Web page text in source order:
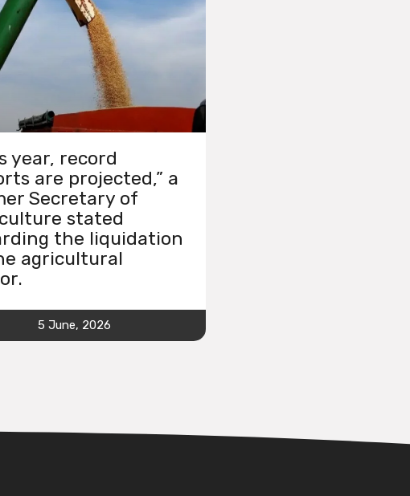
year, record
are projected,” a
Secretary of
stated
the liquidation
agricultural
5 June, 2026